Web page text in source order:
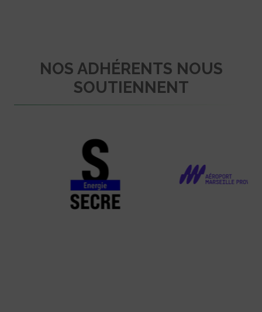
NOS ADHÉRENTS NOUS
SOUTIENNENT